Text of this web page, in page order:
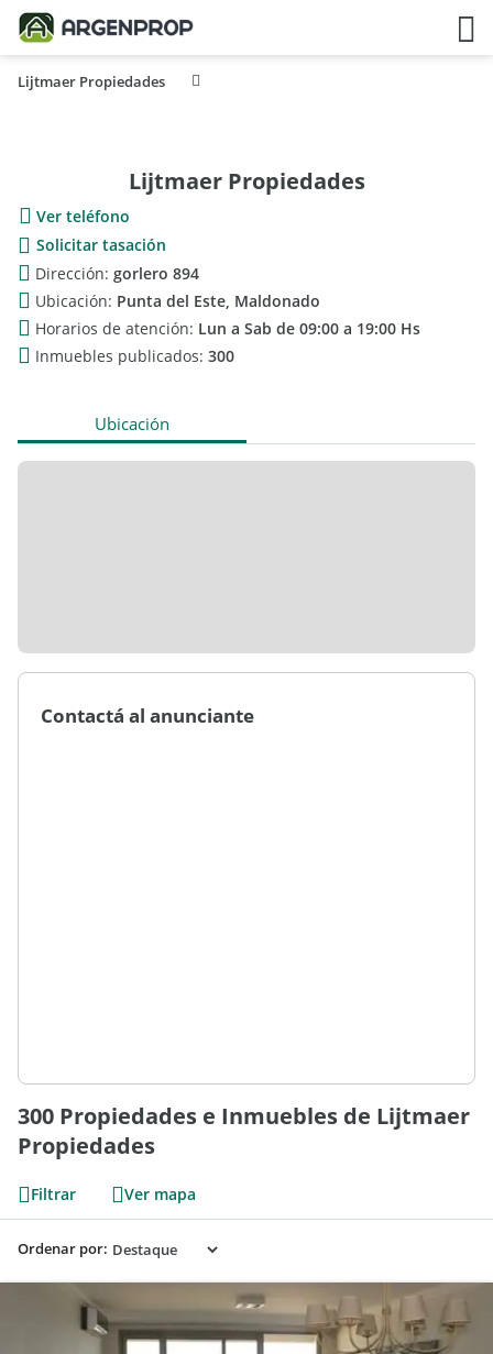
Lijtmaer Propiedades
Lijtmaer Propiedades
Ver teléfono
Solicitar tasación
Dirección: gorlero 894
Ubicación: Punta del Este, Maldonado
Horarios de atención: Lun a Sab de 09:00 a 19:00 Hs
Inmuebles publicados: 300
Ubicación
Contactá al anunciante
300 Propiedades e Inmuebles de Lijtmaer
Propiedades
Filtrar Ver mapa
Ordenar por: